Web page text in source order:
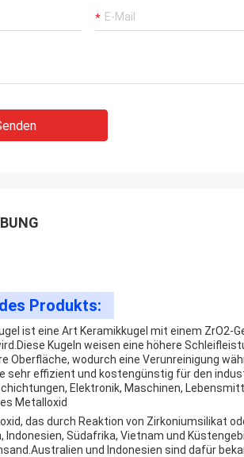
Produkts:
ist eine Art Keramikkugel mit einem ZrO2-
Kugeln weisen eine höhere
Oberfläche, wodurch eine Verunreinigung
sehr effizient und kostengünstig für den
Elektronik, Maschinen,
Metalloxid
das durch Reaktion von Zirkoniumsilikat
Indonesien, Südafrika, Vietnam und
und Indonesien sind dafür